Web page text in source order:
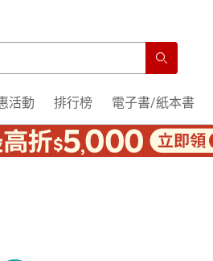
活動 排行榜 電子書/紙本書